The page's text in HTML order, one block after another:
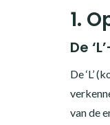
1.
De
De ‘L’
van de